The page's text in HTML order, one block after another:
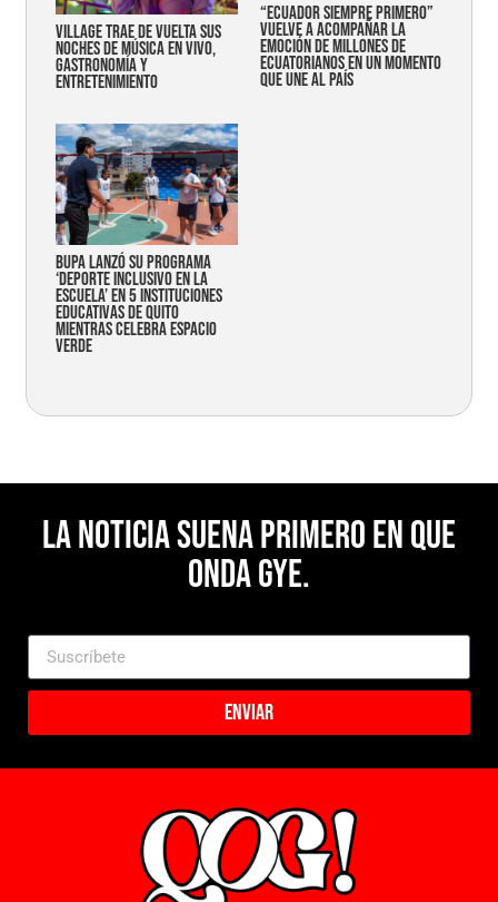
Village trae de vuelta sus
noches de música en vivo,
gastronomía y
entretenimiento
“Ecuador siempre primero”
vuelve a acompañar la
emoción de millones de
ecuatorianos en un momento
que une al país
Bupa lanzó su programa
‘Deporte Inclusivo en la
Escuela’ en 5 instituciones
educativas de Quito
mientras celebra espacio
verde
La noticia suena primero en Que
Onda Gye.
Enviar